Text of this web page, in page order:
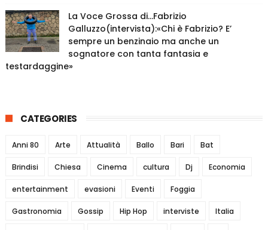
La Voce Grossa di…Fabrizio
Galluzzo(intervista):«Chi è Fabrizio? E’
sempre un benzinaio ma anche un
sognatore con tanta fantasia e
testardaggine»
CATEGORIES
Anni 80 Arte Attualità Ballo Bari Bat
Brindisi Chiesa Cinema cultura Dj Economia
entertainment evasioni Eventi Foggia
Gastronomia Gossip Hip Hop interviste Italia